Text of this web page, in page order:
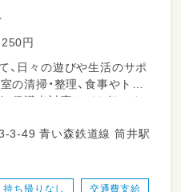
円
、日々の遊びや生活のサポ
の清掃・整理、食事やトイ
、保護者対応などを担いま
の中で、子どもたち一人ひ
合える時間が多くありま
相談可能で、ライフスタ
道線 筒井駅
持ち帰りなし 交通費支給